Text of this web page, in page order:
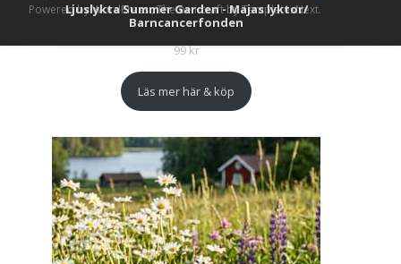
Ljuslykta Summer Garden - Majas lyktor/
Barncancerfonden
99kr
Läs mer här & köp
Powered by WordPress, Themei-craftby TemplatesNext.